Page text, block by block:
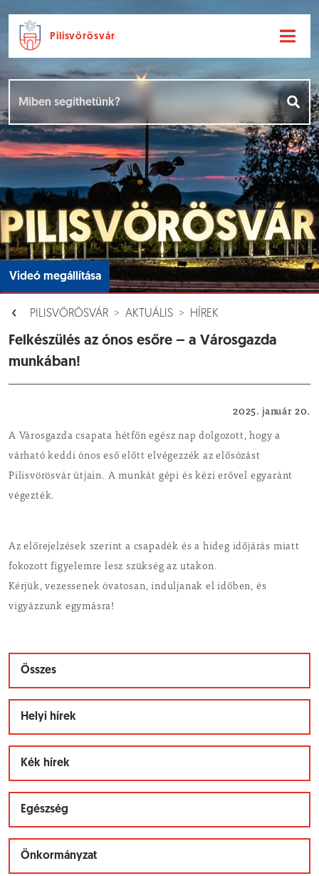
Ugrás a fő tartalomhoz
Pilisvörösvár
Videó megállítása
PILISVÖRÖSVÁR AKTUÁLIS HÍREK
Felkészülés az ónos esőre – a Városgazda
munkában!
2025. január 20.
A Városgazda csapata hétfőn egész nap dolgozott, hogy a
várható keddi ónos eső előtt elvégezzék az elősózást
Pilisvörösvár útjain. A munkát gépi és kézi erővel egyaránt
végezték.
Az előrejelzések szerint a csapadék és a hideg időjárás miatt
fokozott figyelemre lesz szükség az utakon.
Kérjük, vezessenek óvatosan, induljanak el időben, és
vigyázzunk egymásra!
Összes
Helyi hírek
Kék hírek
Egészség
Önkormányzat
Hírek [
Események []
Dokumentumok [
Aloldalak []